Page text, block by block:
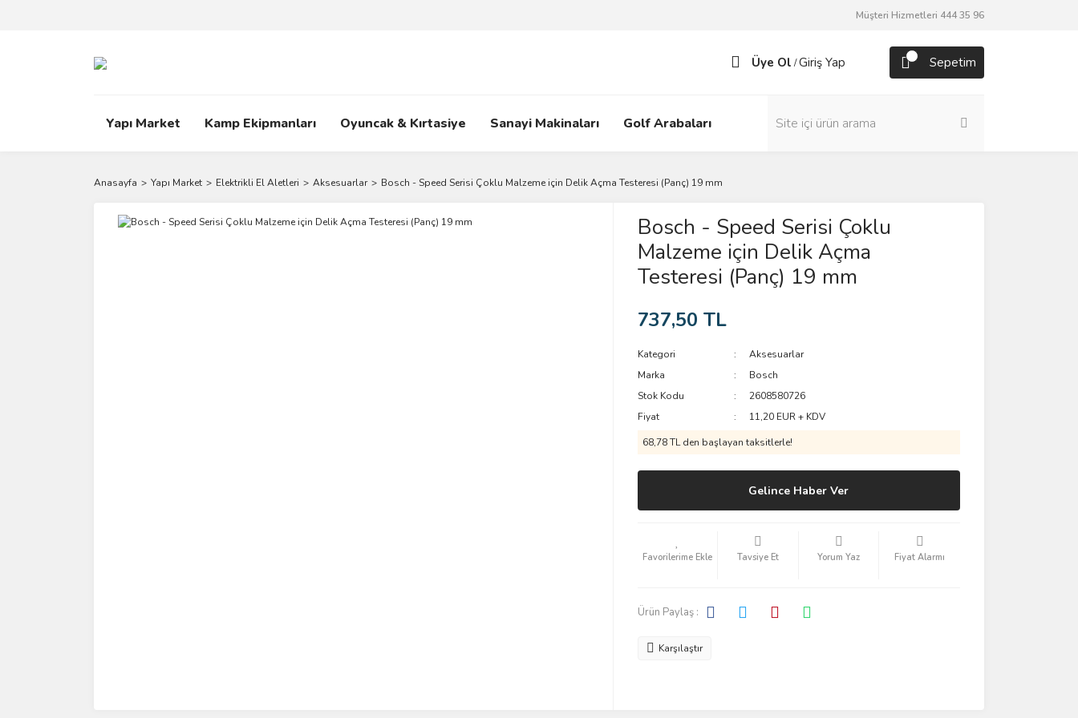
Müşteri Hizmetleri 444 35 96
Üye Ol /Giriş Yap Sepetim
Yapı Market Kamp Ekipmanları Oyuncak & Kırtasiye Sanayi Makinaları Golf Arabaları
Anasayfa Yapı Market Elektrikli El Aletleri Aksesuarlar Bosch - Speed Serisi Çoklu Malzeme için Delik Açma Testeresi (Panç) 19 mm
Bosch - Speed Serisi Çoklu
Malzeme için Delik Açma
Testeresi (Panç) 19 mm
737,50 TL
Kategori
Aksesuarlar
Marka
Bosch
Stok Kodu
2608580726
Fiyat
11,20 EUR + KDV
68,78 TL den başlayan taksitlerle!
Gelince Haber Ver
Tavsiye Et Yorum Yaz Fiyat Alarmı
Ürün Paylaş :
Karşılaştır